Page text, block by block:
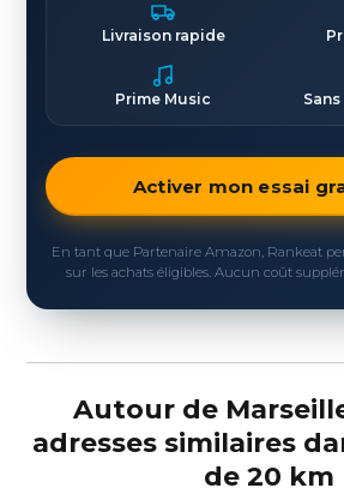
Livraison rapide
Prime Music
Activer mon essai
En tant que Partenaire Amazon, Rankeat
sur les achats éligibles. Aucun coût
Autour de
adresses similaires
de 20 km